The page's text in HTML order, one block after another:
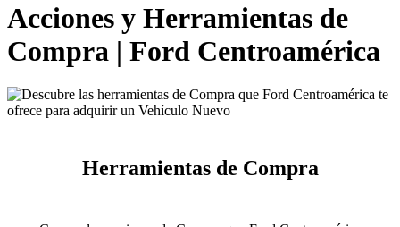
Acciones y Herramientas de
Compra | Ford Centroamérica
Herramientas de Compra